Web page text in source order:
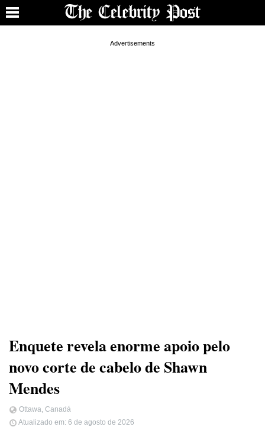
Enquete revela enorme apoio pelo
novo corte de cabelo de Shawn
Mendes
Ottawa, Canadá
Atualizado em: 6 de agosto de 2026